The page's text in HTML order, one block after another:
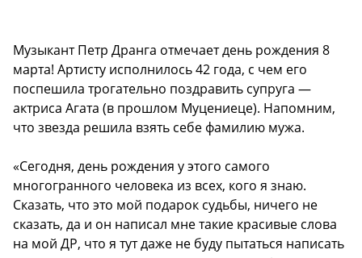
Музыкант Петр Дранга отмечает день рождения 8
марта! Артисту исполнилось 42 года, с чем его
поспешила трогательно поздравить супруга —
актриса Агата (в прошлом Муцениеце). Напомним,
что звезда решила взять себе фамилию мужа.
«Сегодня, день рождения у этого самого
многогранного человека из всех, кого я знаю.
Сказать, что это мой подарок судьбы, ничего не
сказать, да и он написал мне такие красивые слова
на мой ДР, что я тут даже не буду пытаться написать